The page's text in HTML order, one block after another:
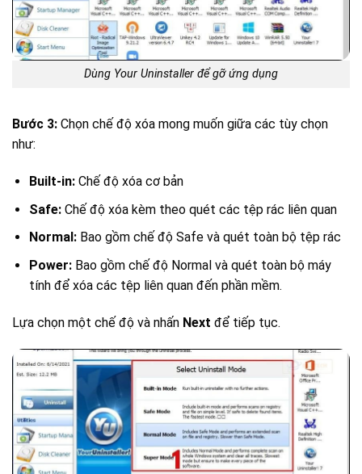
Dùng Your Uninstaller để gỡ ứng dụng
Bước 3: Chọn chế độ xóa mong muốn giữa các tùy chọn
như:
Built-in:Chế độ xóa cơ bản
Safe:Chế độ xóa kèm theo quét các tệp rác liên quan
Normal:Bao gồm chế độ Safe và quét toàn bộ tệp rác
Power:Bao gồm chế độ Normal và quét toàn bộ máy
tính để xóa các tệp liên quan đến phần mềm.
Lựa chọn một chế độ và nhấn Next để tiếp tục.